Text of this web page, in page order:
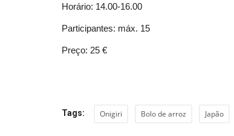
Horário: 14.00-16.00
Participantes: máx. 15
Preço: 25 €
Tags: Onigiri Bolo de arroz Japão
Desporto